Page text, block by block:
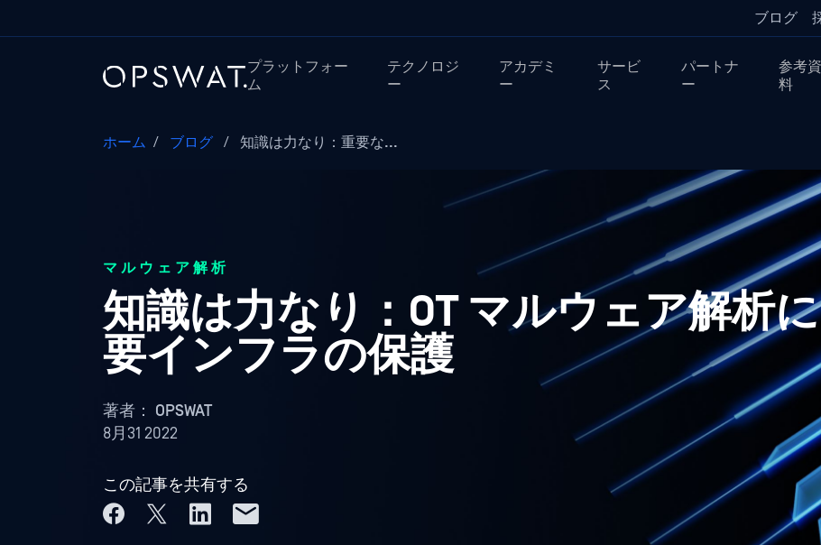
ブログ
プラットフォー
ム
テクノロジ
ー
アカデミ
ー
サービ
ス
パートナ
ー
参考資
料
ホーム / ブログ / 知識は力なり：重要な...
マルウェア解析
知識は力なり：OT マルウェア解析
要インフラの保護
著者： OPSWAT
8月31 2022
この記事を共有する